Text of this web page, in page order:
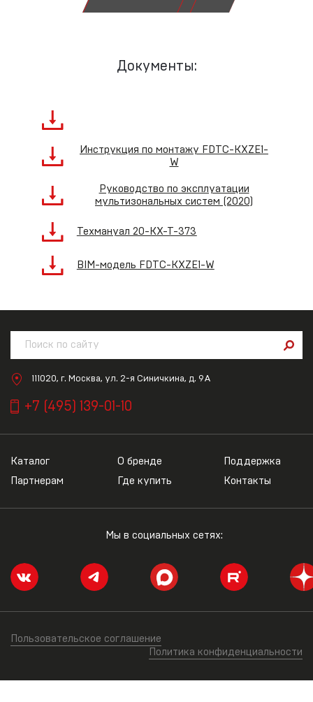
Документы:
Инструкция по монтажу FDTC-KXZE1-
W
Руководство по эксплуатации
мультизональных систем (2020)
Техмануал 20-KX-T-373
BIM-модель FDTC-KXZE1-W
111020, г. Москва, ул. 2-я Синичкина, д. 9А
+7 (495) 139-01-10
Каталог О бренде
Поддержка
Партнерам
Где купить Контакты
Мы в социальных сетях:
Пользовательское соглашение
Политика конфиденциальности